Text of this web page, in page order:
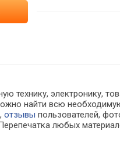
технику, электронику,
можно найти всю
отзывы пользователей,
любых